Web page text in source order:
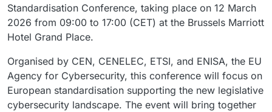
Standardisation Conference, taking place on 12 March
2026 from 09:00 to 17:00 (CET) at the Brussels Marriott
Hotel Grand Place.
Organised by CEN, CENELEC, ETSI, and ENISA, the EU
Agency for Cybersecurity, this conference will focus on
European standardisation supporting the new legislative
cybersecurity landscape. The event will bring together